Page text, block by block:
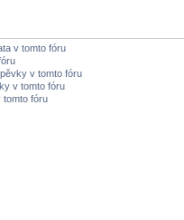
v tomto fóru
v tomto fóru
v tomto fóru
tomto fóru